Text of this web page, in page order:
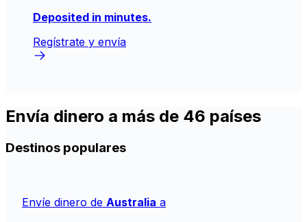
Deposited in minutes.
Regístrate y envía
Envía dinero a más de 46 países
Destinos populares
Envíe dinero de Australia a